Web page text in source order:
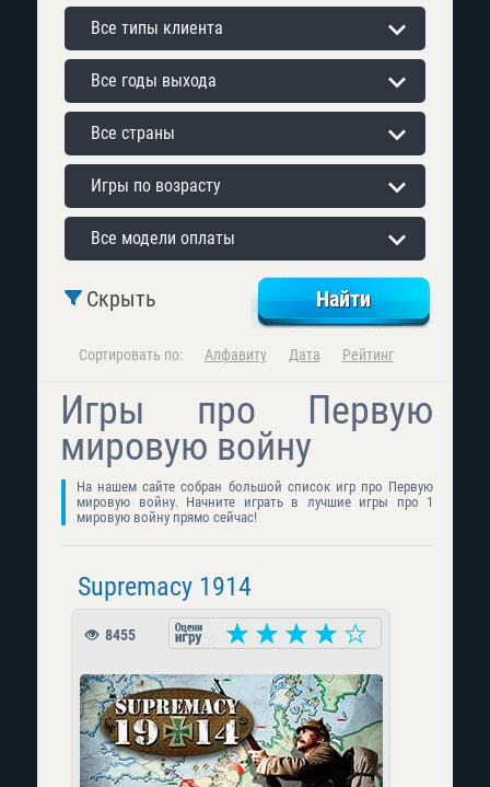
Все типы клиента
Все годы выхода
Все страны
Игры по возрасту
Все модели оплаты
Скрыть
Сортировать по: Алфавиту Дата Рейтинг
Игры про Первую
мировую войну
На нашем сайте собран большой список игр про Первую
мировую войну. Начните играть в лучшие игры про 1
мировую войну прямо сейчас!
Supremacy 1914
8455